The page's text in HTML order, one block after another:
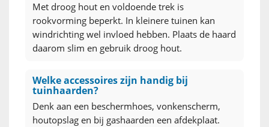
Met droog hout en voldoende trek is
rookvorming beperkt. In kleinere tuinen kan
windrichting wel invloed hebben. Plaats de haard
daarom slim en gebruik droog hout.
Welke accessoires zijn handig bij
tuinhaarden?
Denk aan een beschermhoes, vonkenscherm,
houtopslag en bij gashaarden een afdekplaat.